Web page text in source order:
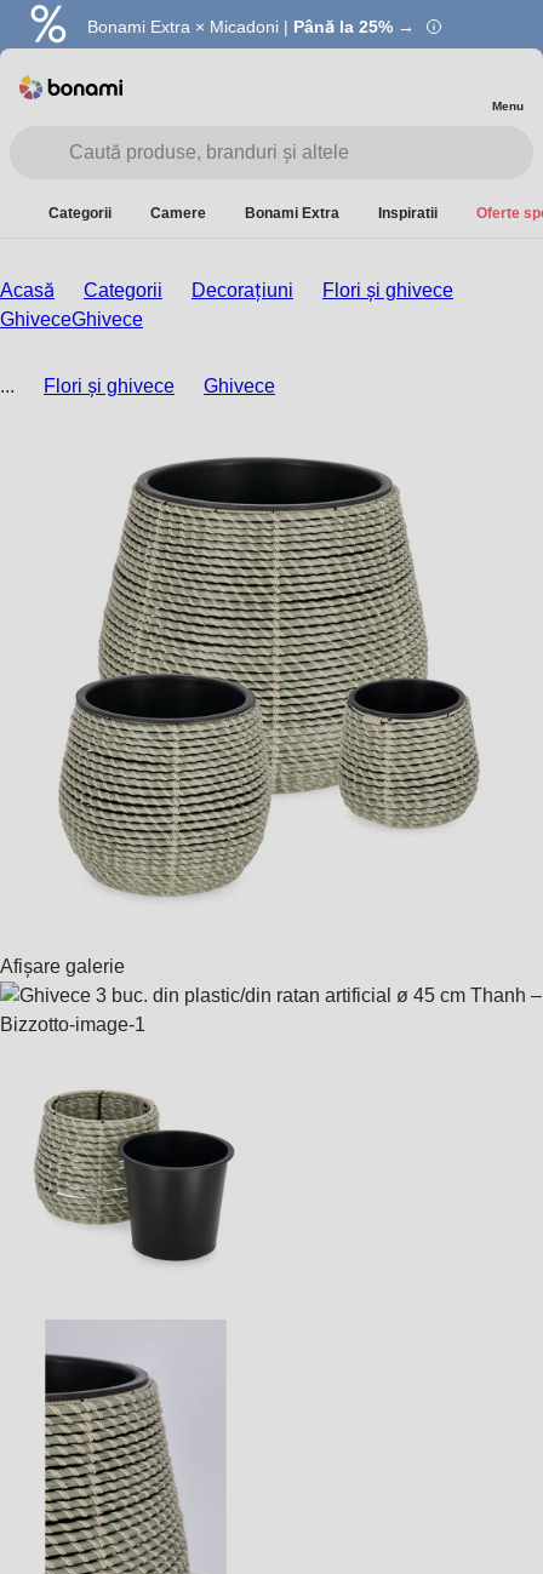
Bonami Extra × Micadoni | Până la 25% →
Summer Sale | Economisești până la 40% →
Menu
Categorii Camere Bonami Extra Inspiratii Oferte
Acasă Categorii Decorațiuni
Flori și ghivece
GhiveceGhivece
... Flori și ghivece Ghivece
Afișare galerie